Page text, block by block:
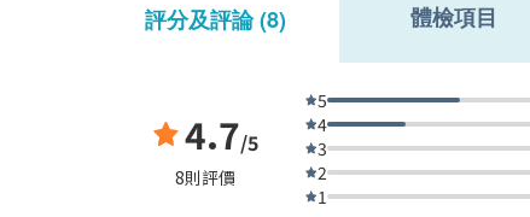
評分及評論 (8) 體檢項目
4.7/5
8則評價
5
4
3
2
1